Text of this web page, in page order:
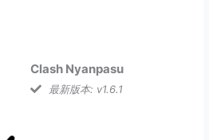
Clash Nyanpasu
最新版本: v1.6.1